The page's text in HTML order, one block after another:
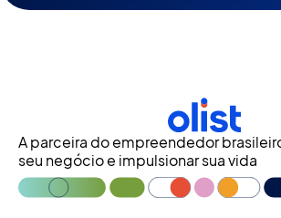
A parceira do empreendedor
seu negócio e impulsionar sua vida